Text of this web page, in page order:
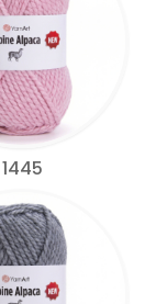
1445